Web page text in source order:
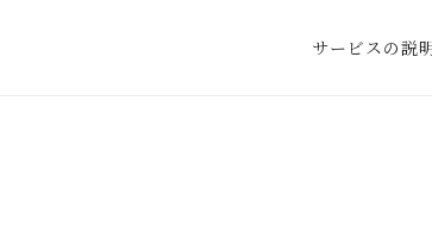
サービスの説